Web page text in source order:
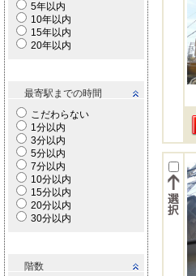
5年以内
10年以内
15年以内
20年以内
最寄駅までの時間
こだわらない
1分以内
3分以内
5分以内
7分以内
10分以内
15分以内
20分以内
30分以内
階数